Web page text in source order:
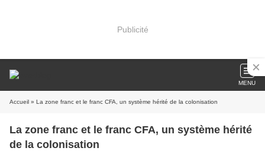
Publicité
MENU
Accueil » La zone franc et le franc CFA, un système hérité de la colonisation
La zone franc et le franc CFA, un système hérité
de la colonisation